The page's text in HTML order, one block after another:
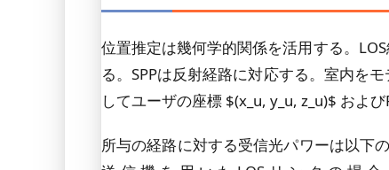
位置推定は幾何学的関係を活用する。
る。SPPは反射経路に対応する。室内を
してユーザの座標 $(x_u, y_u, z_u)$ およ
所与の経路に対する受信光パワーは以下